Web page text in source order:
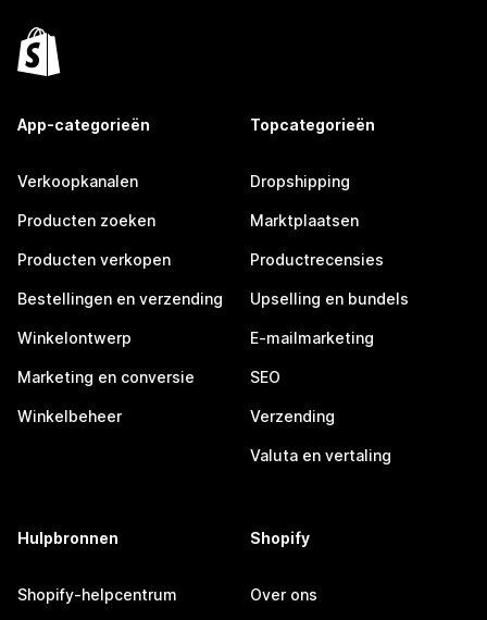
App-categorieën
Verkoopkanalen
Producten zoeken
Producten verkopen
Bestellingen en verzending
Winkelontwerp
Marketing en conversie
Winkelbeheer
Topcategorieën
Dropshipping
Marktplaatsen
Productrecensies
Upselling en bundels
E-mailmarketing
SEO
Verzending
Valuta en vertaling
Hulpbronnen
Shopify-helpcentrum
Shopify
Over ons